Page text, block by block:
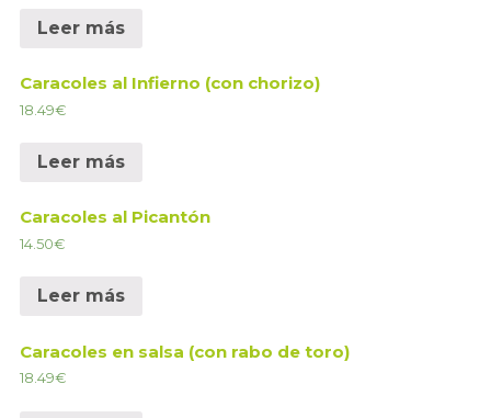
Leer más
Caracoles al Infierno (con chorizo)
18.49€
Leer más
Caracoles al Picantón
14.50€
Leer más
Caracoles en salsa (con rabo de toro)
18.49€